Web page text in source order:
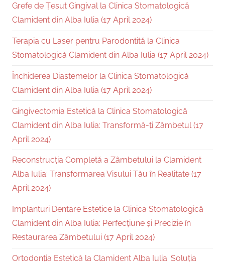
Grefe de Țesut Gingival la Clinica Stomatologică
Clamident din Alba Iulia (17 April 2024)
Terapia cu Laser pentru Parodontită la Clinica
Stomatologică Clamident din Alba Iulia (17 April 2024)
Închiderea Diastemelor la Clinica Stomatologică
Clamident din Alba Iulia (17 April 2024)
Gingivectomia Estetică la Clinica Stomatologică
Clamident din Alba Iulia: Transformă-ți Zâmbetul (17
April 2024)
Reconstrucția Completă a Zâmbetului la Clamident
Alba Iulia: Transformarea Visului Tău în Realitate (17
April 2024)
Implanturi Dentare Estetice la Clinica Stomatologică
Clamident din Alba Iulia: Perfecțiune și Precizie în
Restaurarea Zâmbetului (17 April 2024)
Ortodonția Estetică la Clamident Alba Iulia: Soluția